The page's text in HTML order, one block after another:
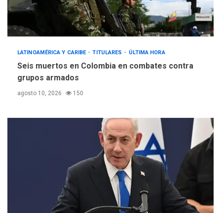
LATINOAMÉRICA Y CARIBE TITULARES ÚLTIMA HORA
Seis muertos en Colombia en combates contra
grupos armados
agosto 10, 2026 150